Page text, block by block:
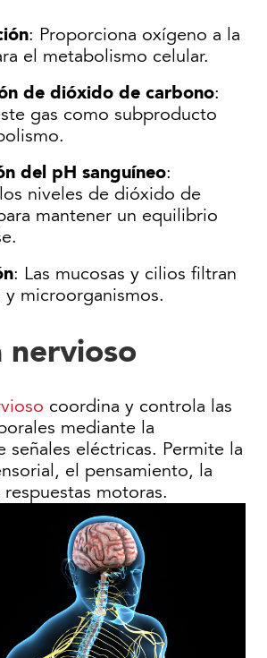
: Proporciona oxígeno a la
el metabolismo celular.
de dióxido de carbono:
gas como subproducto
del pH sanguíneo:
niveles de dióxido de
mantener un equilibrio
: Las mucosas y cilios filtran
y microorganismos.
nervioso
coordina y controla las
mediante la
señales eléctricas. Permite la
el pensamiento, la
motoras.